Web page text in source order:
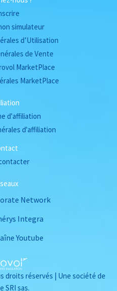
simulateur
d’Utilisation
de Vente
MarketPlace
MarketPlace
d'affiliation
d'affiliation
Network
Integra
Youtube
droits réservés | Une société de
SRI sas.